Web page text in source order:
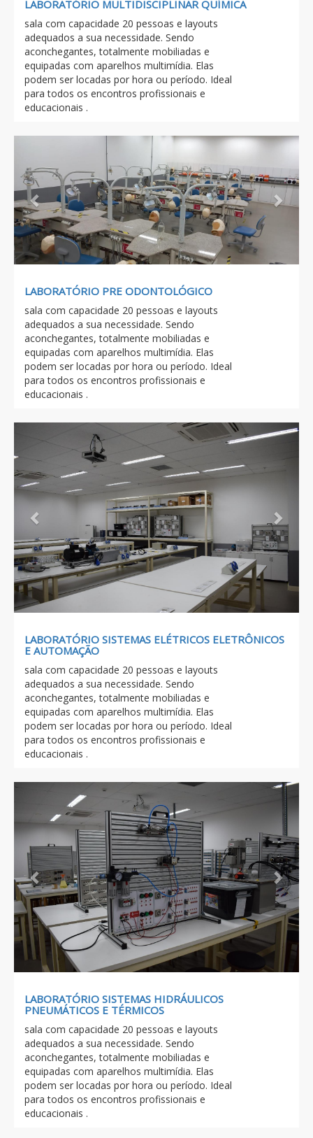
LABORATÓRIO MULTIDISCIPLINAR QUÍMICA
sala com capacidade 20 pessoas e layouts
adequados a sua necessidade. Sendo
aconchegantes, totalmente mobiliadas e
equipadas com aparelhos multimídia. Elas
podem ser locadas por hora ou período. Ideal
para todos os encontros profissionais e
educacionais .
Next
LABORATÓRIO PRE ODONTOLÓGICO
sala com capacidade 20 pessoas e layouts
adequados a sua necessidade. Sendo
aconchegantes, totalmente mobiliadas e
equipadas com aparelhos multimídia. Elas
podem ser locadas por hora ou período. Ideal
para todos os encontros profissionais e
educacionais .
Next
LABORATÓRIO SISTEMAS ELÉTRICOS ELETRÔNICOS
E AUTOMAÇÃO
sala com capacidade 20 pessoas e layouts
adequados a sua necessidade. Sendo
aconchegantes, totalmente mobiliadas e
equipadas com aparelhos multimídia. Elas
podem ser locadas por hora ou período. Ideal
para todos os encontros profissionais e
educacionais .
Previous Next
LABORATÓRIO SISTEMAS HIDRÁULICOS
PNEUMÁTICOS E TÉRMICOS
sala com capacidade 20 pessoas e layouts
adequados a sua necessidade. Sendo
aconchegantes, totalmente mobiliadas e
equipadas com aparelhos multimídia. Elas
podem ser locadas por hora ou período. Ideal
para todos os encontros profissionais e
educacionais .